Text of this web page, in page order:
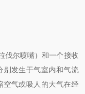
伐尔喷嘴）和一个接收
别发生于气室内和气流
空气或吸人的大气在经